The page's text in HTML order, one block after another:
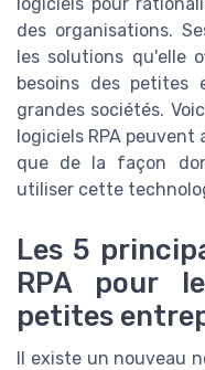
logiciels pour
des organisations.
les solutions qu'elle
besoins des petites
grandes sociétés.
logiciels RPA
que de la façon
utiliser cette
Les 5
RPA pour
petites
Il existe un nouveau